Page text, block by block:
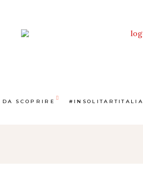
DA SCOPRIRE #INSOLITARTITALIA